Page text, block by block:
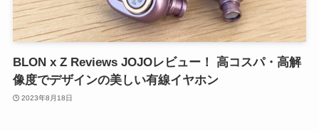
BLON x Z Reviews JOJOレビュー！ 高コスパ・高解
像度でデザインの美しい有線イヤホン
2023年8月18日